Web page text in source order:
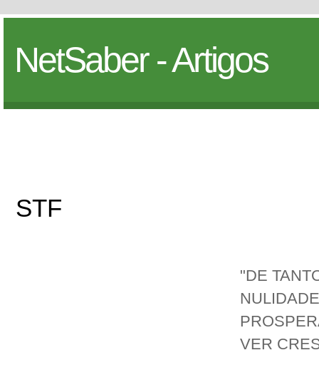
NetSaber - Artigos
STF
"DE
VER